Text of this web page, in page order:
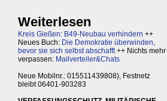
Weiterlesen
Kreis Gießen: B49-Neubau verhindern ++
Neues Buch: Die Demokratie überwinden,
bevor sie sich selbst abschafft++ Nichts mehr
verpassen: Mailverteiler&Chats
Neue Mobilnr.: 015511439808), Festnetz
bleibt 06401-903283